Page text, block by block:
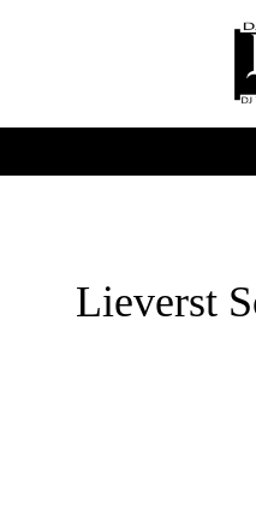
Lieverst